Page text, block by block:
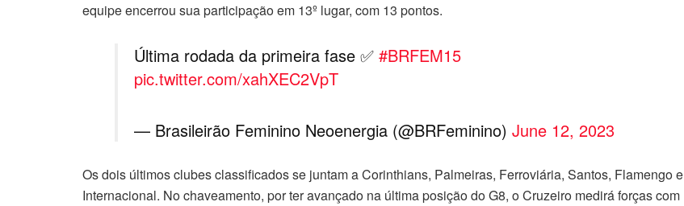
equipe encerrou sua participação em 13º lugar, com 13 pontos.
Última rodada da primeira fase ✅ #BRFEM15
pic.twitter.com/xahXEC2VpT
— Brasileirão Feminino Neoenergia (@BRFeminino) June 12, 2023
Os dois últimos clubes classificados se juntam a Corinthians, Palmeiras, Ferroviária, Santos, Flamengo e
Internacional. No chaveamento, por ter avançado na última posição do G8, o Cruzeiro medirá forças com